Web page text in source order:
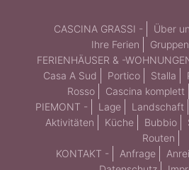
CASCINA GRASSI - Über
Ihre Ferien
Gruppen
FERIENHÄUSER & -
Casa A Sud
Portico Stalla
Rosso
Cascina komplett
PIEMONT -
Lage Landschaft
Aktivitäten
Küche Bubbio
Routen
KONTAKT -
Anfrage